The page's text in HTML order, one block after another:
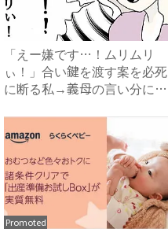
「えー嫌です…！ムリムリ
ぃ！」合い鍵を渡す案を必死
に断る私→義母の言い分にあ
Promoted